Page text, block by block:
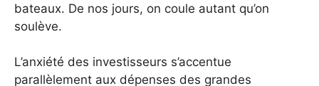
bateaux. De nos jours, on coule autant qu’on
soulève.
L’anxiété des investisseurs s’accentue
parallèlement aux dépenses des grandes